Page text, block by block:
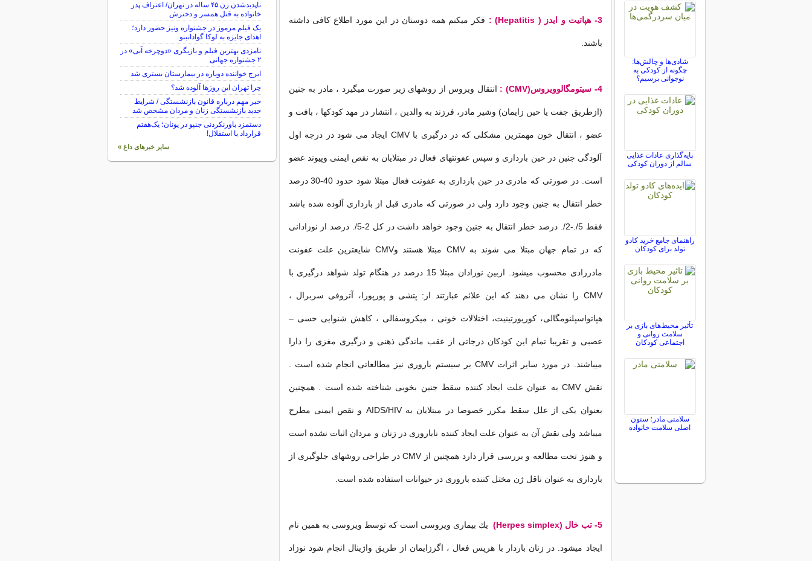
3- هپاتیت و ایدز ( Hepatitis) : فكر میكنم همه دوستان در این مورد اطلاع كافی داشته
باشند.
4- سیتومگالوویروس(CMV) : انتقال ویروس از روشهای زیر صورت میگیرد ، مادر به جنین
(ازطریق جفت یا حین زایمان) وشیر مادر، فرزند به والدین ، انتشار در مهد كودكها ، بافت و
عضو ، انتقال خون مهمترین مشكلی كه در درگیری با CMV ایجاد می شود در درجه اول
آلودگی جنین در حین بارداری و سپس عفونتهای فعال در مبتلایان به نقص ایمنی وپیوند عضو
است. در صورتی كه مادری در حین بارداری به عفونت فعال مبتلا شود حدود 40-30 درصد
خطر انتقال به جنین وجود دارد ولی در صورتی كه مادری قبل از بارداری آلوده شده باشد
فقط 5/.-2/. درصد خطر انتقال به جنین وجود خواهد داشت در كل 2-5/. درصد از نوزادانی
كه در تمام جهان مبتلا می شوند به CMV مبتلا هستند وCMV شایعترین علت عفونت
مادرزادی محسوب میشود. ازبین نوزادان مبتلا 15 درصد در هنگام تولد شواهد درگیری با
CMV را نشان می دهند كه این علائم عبارتند از: پتشی و پورپورا، آتروفی سربرال ،
هپاتواسپلنومگالی، كوریورتینیت، اختلالات خونی ، میكروسفالی ، كاهش شنوایی حسی –
عصبی و تقریبا تمام این كودكان درجاتی از عقب ماندگی ذهنی و درگیری مغزی را دارا
میباشند. در مورد سایر اثرات CMV بر سیستم باروری نیز مطالعاتی انجام شده است .
نقش CMV به عنوان علت ایجاد كننده سقط جنین بخوبی شناخته شده است . همچنین
بعنوان یكی از علل سقط مكرر خصوصا در مبتلایان به AIDS/HIV و نقص ایمنی مطرح
میباشد ولی نقش آن به عنوان علت ایجاد كننده ناباروری در زنان و مردان اثبات نشده است
و هنوز تحت مطالعه و بررسی قرار دارد همچنین از CMV در طراحی روشهای جلوگیری از
بارداری به عنوان ناقل ژن مختل كننده باروری در حیوانات استفاده شده است.
5- تب خال (Herpes simplex) یك بیماری ویروسی است كه توسط ویروسی به همین نام
ایجاد میشود. در زنان باردار با هرپس فعال ، اگرزایمان از طریق واژینال انجام شود نوزاد
شادی‌ها و چالش‌ها:
چگونه از کودکی به
نوجوانی برسیم؟
پایه‌گذاری عادات غذایی
سالم از دوران کودکی
راهنمای جامع خرید کادو
تولد برای کودکان
تأثیر محیط‌های بازی بر
سلامت روانی و
اجتماعی کودکان
سلامتی مادر؛ ستون
اصلی سلامت خانواده
ناپدیدشدن زن ۴۵ ساله در تهران/ اعتراف پدر
خانواده به قتل همسر و دخترش
یک فیلم مرموز در جشنواره ونیز حضور دارد؛
اهدای جایزه به لوکا گوادانینو
نامزدی بهترین فیلم و بازیگری «دوچرخه آبی» در
۲ جشنواره جهانی
ایرج خواننده دوباره در بیمارستان بستری شد
چرا تهران این روزها آلوده شد؟
خبر مهم درباره قانون بازنشستگی / شرایط
جدید بازنشستگی زنان و مردان مشخص شد
دستمزد باورنکردنی جنپو در یونان؛ یک‌هفتم
قرارداد با استقلال!
سایر خبرهای داغ »